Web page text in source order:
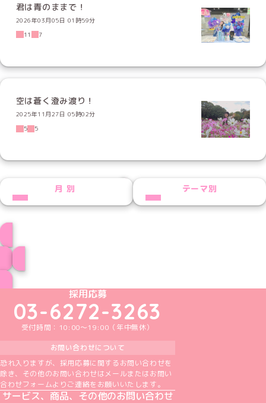
君は青のままで！
2026年03月05日 01時59分
11
7
空は蒼く澄み渡り！
2025年11月27日 05時02分
5
5
NEXT
月別 テーマ別
めいどりーみんTikTok公式アカウント
めいどりーみんX公式アカウント
めいどりーみんInstagram公式アカウント
めいどりーみんFacebook公式アカウン
めいどりーみんYouTube公式アカ
採用応募
03-6272-3263
受付時間：10:00～19:00（年中無休）
お問い合わせについて
恐れ入りますが、採用応募に関するお問い合わせを
除き、その他のお問い合わせはメールまたはお問い
合わせフォームよりご連絡をお願いいたします。
サービス、商品、その他のお問い合わせ